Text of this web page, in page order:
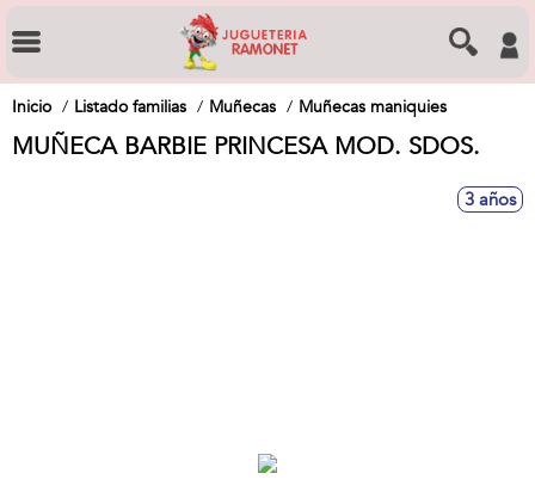
Inicio Listado familias Muñecas Muñecas maniquies
MUÑECA BARBIE PRINCESA MOD. SDOS.
3 años